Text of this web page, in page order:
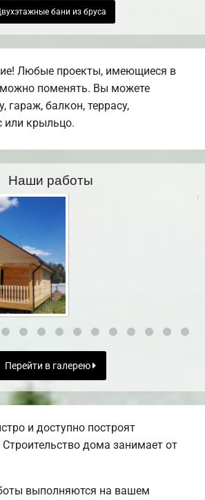
бани из бруса
Любые проекты, имеющиеся в
поменять. Вы можете
гараж, балкон, террасу,
или крыльцо.
Наши работы
Перейти в галерею
и доступно построят
дома занимает от
выполняются на вашем